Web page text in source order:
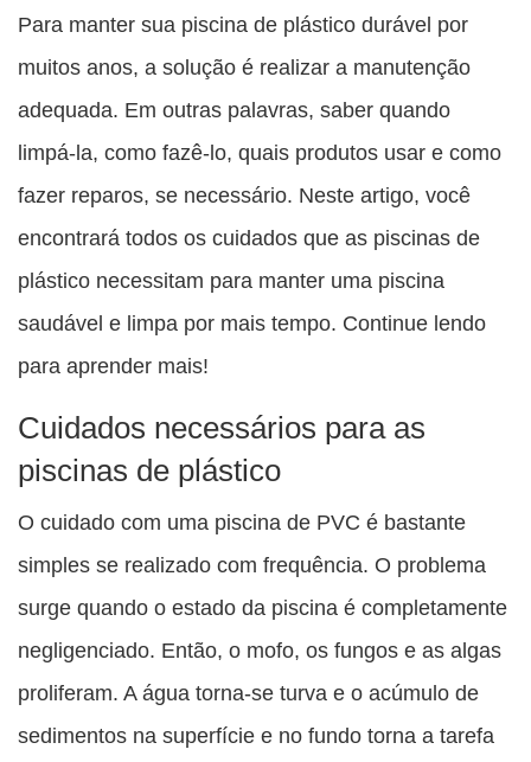
Para manter sua piscina de plástico durável por
muitos anos, a solução é realizar a manutenção
adequada. Em outras palavras, saber quando
limpá-la, como fazê-lo, quais produtos usar e como
fazer reparos, se necessário. Neste artigo, você
encontrará todos os cuidados que as piscinas de
plástico necessitam para manter uma piscina
saudável e limpa por mais tempo. Continue lendo
para aprender mais!
Cuidados necessários para as
piscinas de plástico
O cuidado com uma piscina de PVC é bastante
simples se realizado com frequência. O problema
surge quando o estado da piscina é completamente
negligenciado. Então, o mofo, os fungos e as algas
proliferam. A água torna-se turva e o acúmulo de
sedimentos na superfície e no fundo torna a tarefa